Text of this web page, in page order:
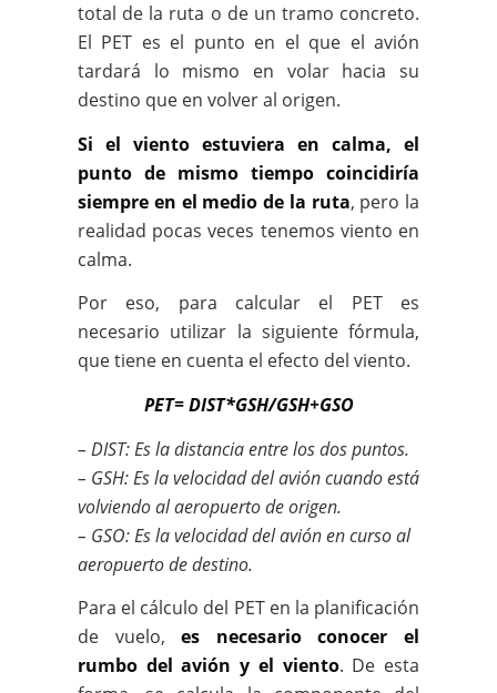
total de la ruta o de un tramo concreto.
El PET es el punto en el que el avión
tardará lo mismo en volar hacia su
destino que en volver al origen.
Si el viento estuviera en calma, el
punto de mismo tiempo coincidiría
siempre en el medio de la ruta, pero la
realidad pocas veces tenemos viento en
calma.
Por eso, para calcular el PET es
necesario utilizar la siguiente fórmula,
que tiene en cuenta el efecto del viento.
PET= DIST*GSH/GSH+GSO
– DIST: Es la distancia entre los dos puntos.
– GSH: Es la velocidad del avión cuando está
volviendo al aeropuerto de origen.
– GSO: Es la velocidad del avión en curso al
aeropuerto de destino.
Para el cálculo del PET en la planificación
de vuelo,es necesario conocer el
rumbo del avión y el viento. De esta